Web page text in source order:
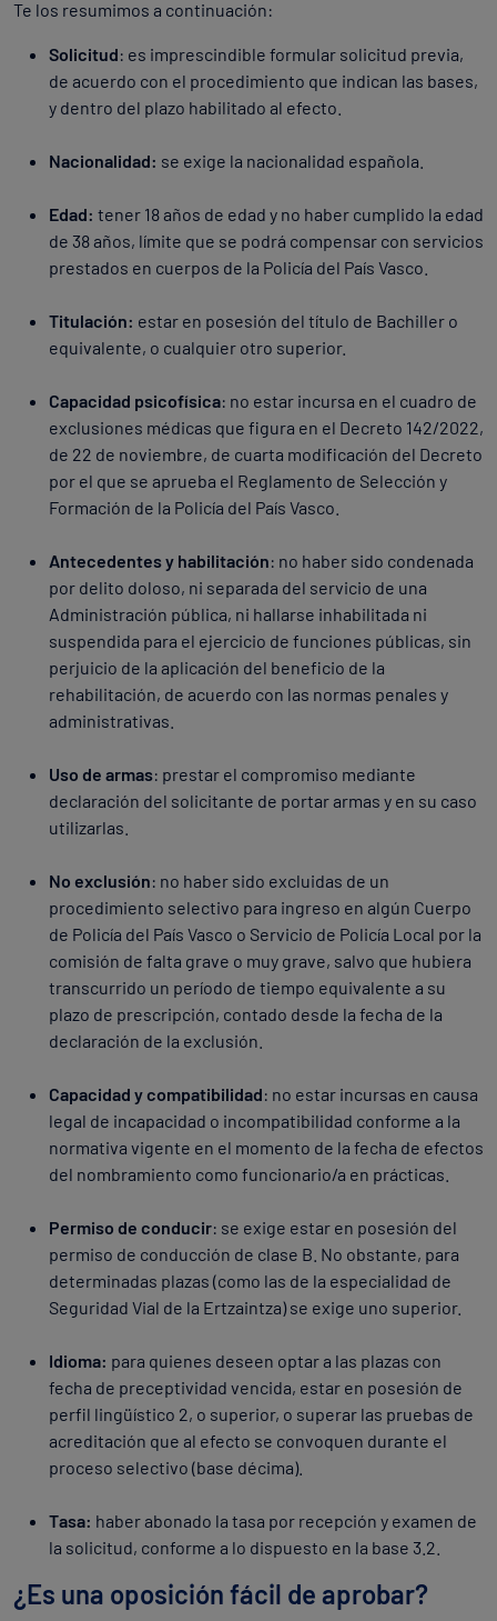
Te los resumimos a continuación:
Solicitud: es imprescindible formular solicitud previa,
de acuerdo con el procedimiento que indican las bases,
y dentro del plazo habilitado al efecto.
Nacionalidad: se exige la nacionalidad española.
Edad: tener 18 años de edad y no haber cumplido la edad
de 38 años, límite que se podrá compensar con servicios
prestados en cuerpos de la Policía del País Vasco.
Titulación: estar en posesión del título de Bachiller o
equivalente, o cualquier otro superior.
Capacidad psicofísica: no estar incursa en el cuadro de
exclusiones médicas que figura en el Decreto 142/2022,
de 22 de noviembre, de cuarta modificación del Decreto
por el que se aprueba el Reglamento de Selección y
Formación de la Policía del País Vasco.
Antecedentes y habilitación: no haber sido condenada
por delito doloso, ni separada del servicio de una
Administración pública, ni hallarse inhabilitada ni
suspendida para el ejercicio de funciones públicas, sin
perjuicio de la aplicación del beneficio de la
rehabilitación, de acuerdo con las normas penales y
administrativas.
Uso de armas: prestar el compromiso mediante
declaración del solicitante de portar armas y en su caso
utilizarlas.
No exclusión: no haber sido excluidas de un
procedimiento selectivo para ingreso en algún Cuerpo
de Policía del País Vasco o Servicio de Policía Local por la
comisión de falta grave o muy grave, salvo que hubiera
transcurrido un período de tiempo equivalente a su
plazo de prescripción, contado desde la fecha de la
declaración de la exclusión.
Capacidad y compatibilidad: no estar incursas en causa
legal de incapacidad o incompatibilidad conforme a la
normativa vigente en el momento de la fecha de efectos
del nombramiento como funcionario/a en prácticas.
Permiso de conducir: se exige estar en posesión del
permiso de conducción de clase B. No obstante, para
determinadas plazas (como las de la especialidad de
Seguridad Vial de la Ertzaintza) se exige uno superior.
Idioma: para quienes deseen optar a las plazas con
fecha de preceptividad vencida, estar en posesión de
perfil lingüístico 2, o superior, o superar las pruebas de
acreditación que al efecto se convoquen durante el
proceso selectivo (base décima).
Tasa: haber abonado la tasa por recepción y examen de
la solicitud, conforme a lo dispuesto en la base 3.2.
¿Es una oposición fácil de aprobar?